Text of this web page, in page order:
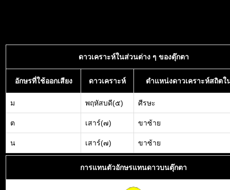
ดาวเคราะห์ในส่วนต่าง ๆ ของตุ๊กตา
อักษรที่ใช้ออกเสียง ดาวเคราะห์ ตำแหน่งดาวเคราะห์สถิตใ
ม พฤหัสบดี(๕) ศีรษะ
ต เสาร์(๗) ขาซ้าย
น เสาร์(๗) ขาซ้าย
การแทนตัวอักษรแทนดาวบนตุ๊กตา